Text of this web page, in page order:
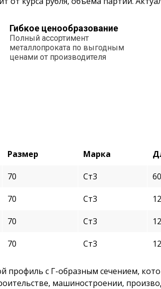
Гибкое ценообразование
Полный ассортимент
металлопроката по выгодным
ценами от производителя
Размер Марка
70 Ст3
70 Ст3
70 Ст3
70 Ст3
профиль с Г-образным сечением,
машиностроении,